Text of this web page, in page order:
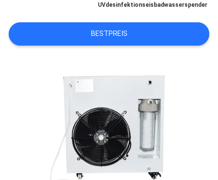
FORDERN
PRIVACY
UVdesinfektionseisbadwasserspender
BESTPREIS